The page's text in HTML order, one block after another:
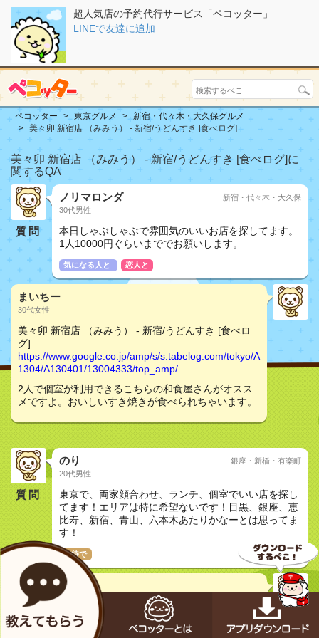
超人気店の予約代行サービス「ペコッター」
LINEで友達に追加
ペコッター 東京グルメ
新宿・代々木・大久保グルメ
美々卯 新宿店 （みみう） - 新宿/うどんすき [食べログ]
美々卯 新宿店 （みみう） - 新宿/うどんすき [食べログ]に
関するQA
質問
ノリマロンダ
30代男性
新宿・代々木・大久保
本日しゃぶしゃぶで雰囲気のいいお店を探してます。
1人10000円ぐらいまででお願いします。
気になる人と 恋人と
まいちー
30代女性
美々卯 新宿店 （みみう） - 新宿/うどんすき [食べロ
グ]
https://www.google.co.jp/amp/s/s.tabelog.com/tokyo/A
1304/A130401/13004333/top_amp/
2人で個室が利用できるこちらの和食屋さんがオスス
メですよ。おいしいすき焼きが食べられちゃいます。
質問
のり
20代男性
銀座・新橋・有楽町
東京で、両家顔合わせ、ランチ、個室でいい店を探し
てます！エリアは特に希望ないです！目黒、銀座、恵
比寿、新宿、青山、六本木あたりかなーとは思ってま
す！
接待で
アナナス
30代女性
美々卯 新宿店 （みみう） - 新宿/うどんすき [食べロ